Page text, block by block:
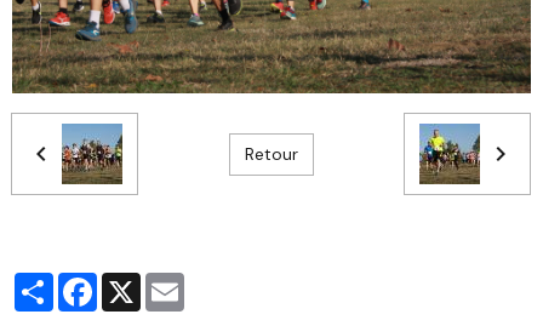
Retour
PartagerFacebook
X